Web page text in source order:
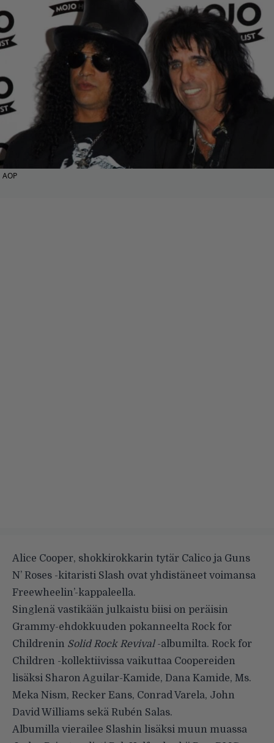
AOP
Alice Cooper, shokkirokkarin tytär Calico ja Guns
N’ Roses -kitaristi Slash ovat yhdistäneet voimansa
Freewheelin’-kappaleella.
Singlenä vastikään julkaistu biisi on peräisin
Grammy-ehdokkuuden pokanneelta Rock for
Childrenin Solid Rock Revival-albumilta. Rock for
Children -kollektiivissa vaikuttaa Coopereiden
lisäksi Sharon Aguilar-Kamide, Dana Kamide, Ms.
Meka Nism, Recker Eans, Conrad Varela, John
David Williams sekä Rubén Salas.
Albumilla vierailee Slashin lisäksi muun muassa